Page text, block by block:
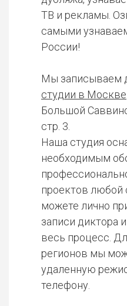
ТВ и рекламы.
самыми
России!
Мы записываем
студии в Москве
Большой
стр. 3.
Наша студия
необходимым
проектов любой
можете лично
записи диктора
весь процесс.
регионов мы
удаленную
телефону.